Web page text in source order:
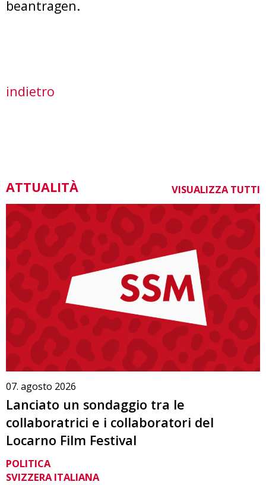
beantragen.
indietro
ATTUALITÀ VISUALIZZA TUTTI
07. agosto 2026
Lanciato un sondaggio tra le
collaboratrici e i collaboratori del
Locarno Film Festival
POLITICA
SVIZZERA ITALIANA